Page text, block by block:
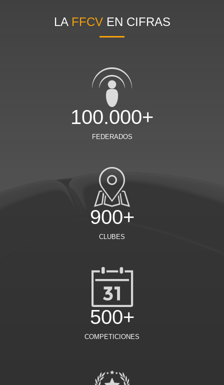
LA FFCVEN CIFRAS
100.000+
FEDERADOS
900+
CLUBES
500+
COMPETICIONES